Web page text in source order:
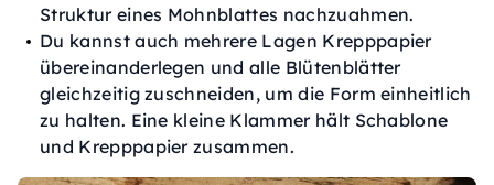
Struktur eines Mohnblattes nachzuahmen.
Du kannst auch mehrere Lagen Krepppapier
übereinanderlegen und alle Blütenblätter
gleichzeitig zuschneiden, um die Form einheitlich
zu halten. Eine kleine Klammer hält Schablone
und Krepppapier zusammen.